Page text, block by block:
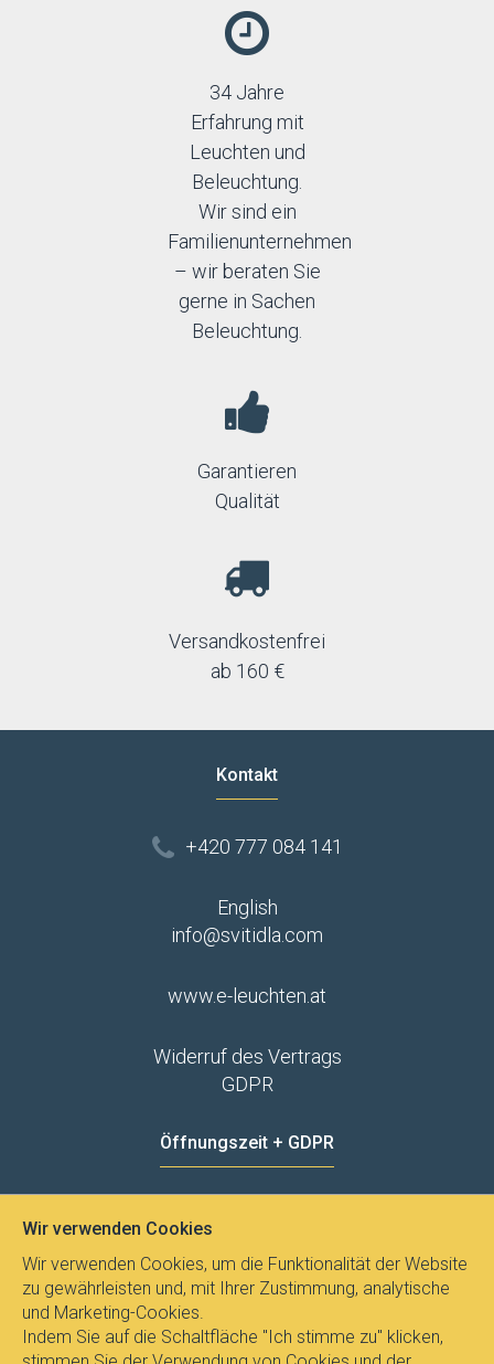
34 Jahre
Erfahrung mit
Leuchten und
Beleuchtung.
Wir sind ein
Familienunternehmen
– wir beraten Sie
gerne in Sachen
Beleuchtung.
Garantieren
Qualität
Versandkostenfrei
ab 160 €
Kontakt
+420 777 084 141
English
info@svitidla.com
www.e-leuchten.at
Widerruf des Vertrags
GDPR
Öffnungszeit + GDPR
Wir verwenden Cookies
Wir verwenden Cookies, um die Funktionalität der Website
zu gewährleisten und, mit Ihrer Zustimmung, analytische
und Marketing-Cookies.
Indem Sie auf die Schaltfläche "Ich stimme zu" klicken,